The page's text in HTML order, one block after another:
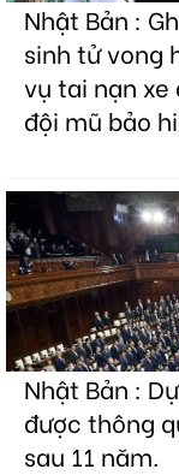
Nhật Bản :
sinh tử vong
vụ tai nạn xe
đội mũ bảo
Nhật Bản :
được thông
sau 11 năm.